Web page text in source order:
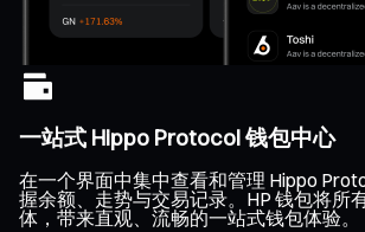
一站式 Hippo Protocol 钱包中心
在一个界面中集中查看和管理 Hippo
握余额、走势与交易记录。HP 钱包将所
体，带来直观、流畅的一站式钱包体验。